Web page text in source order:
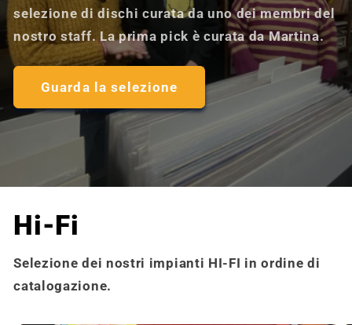
selezione di dischi curata da uno dei membri del
nostro staff. La prima pick è curata da Martina.
Guarda la selezione
Hi-Fi
Selezione dei nostri impianti HI-FI in ordine di
catalogazione.